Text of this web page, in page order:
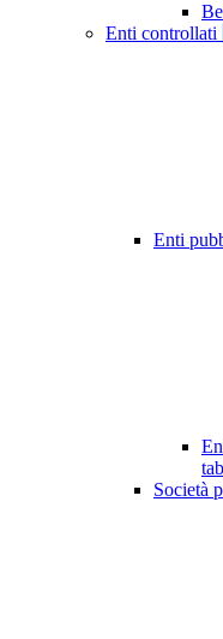
Enti controllati
Enti
Società